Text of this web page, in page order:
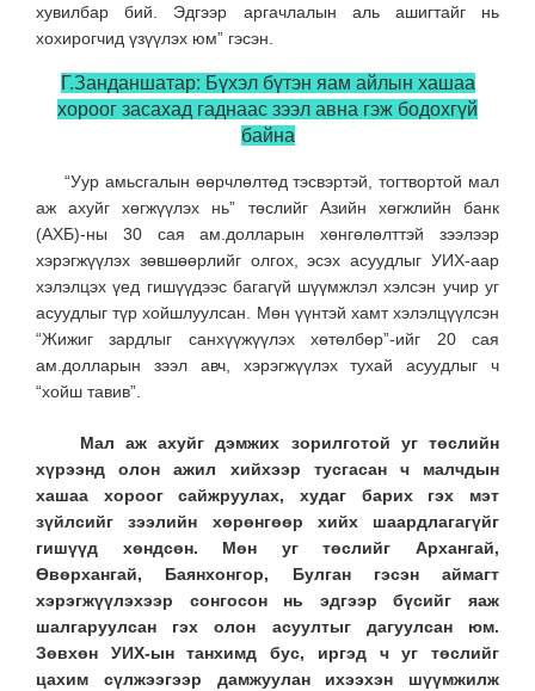
хувилбар бий. Эдгээр аргачлалын аль ашигтайг нь
хохирогчид үзүүлэх юм” гэсэн.
Г.Занданшатар: Бүхэл бүтэн яам айлын хашаа
хороог засахад гаднаас зээл авна гэж бодохгүй
байна
“Уур амьсгалын өөрчлөлтөд тэсвэртэй, тогтвортой мал
аж ахуйг хөгжүүлэх нь” төслийг Азийн хөгжлийн банк
(АХБ)-ны 30 сая ам.долларын хөнгөлөлттэй зээлээр
хэрэгжүүлэх зөвшөөрлийг олгох, эсэх асуудлыг УИХ-аар
хэлэлцэх үед гишүүдээс багагүй шүүмжлэл хэлсэн учир уг
асуудлыг түр хойшлуулсан. Мөн үүнтэй хамт хэлэлцүүлсэн
“Жижиг зардлыг санхүүжүүлэх хөтөлбөр”-ийг 20 сая
ам.долларын зээл авч, хэрэгжүүлэх тухай асуудлыг ч
“хойш тавив”.
Мал аж ахуйг дэмжих зорилготой уг төслийн
хүрээнд олон ажил хийхээр тусгасан ч малчдын
хашаа хороог сайжруулах, худаг барих гэх мэт
зүйлсийг зээлийн хөрөнгөөр хийх шаардлагагүйг
гишүүд хөндсөн. Мөн уг төслийг Архангай,
Өвөрхангай, Баянхонгор, Булган гэсэн аймагт
хэрэгжүүлэхээр сонгосон нь эдгээр бүсийг яаж
шалгаруулсан гэх олон асуултыг дагуулсан юм.
Зөвхөн УИХ-ын танхимд бус, иргэд ч уг төслийг
цахим сүлжээгээр дамжуулан ихээхэн шүүмжилж